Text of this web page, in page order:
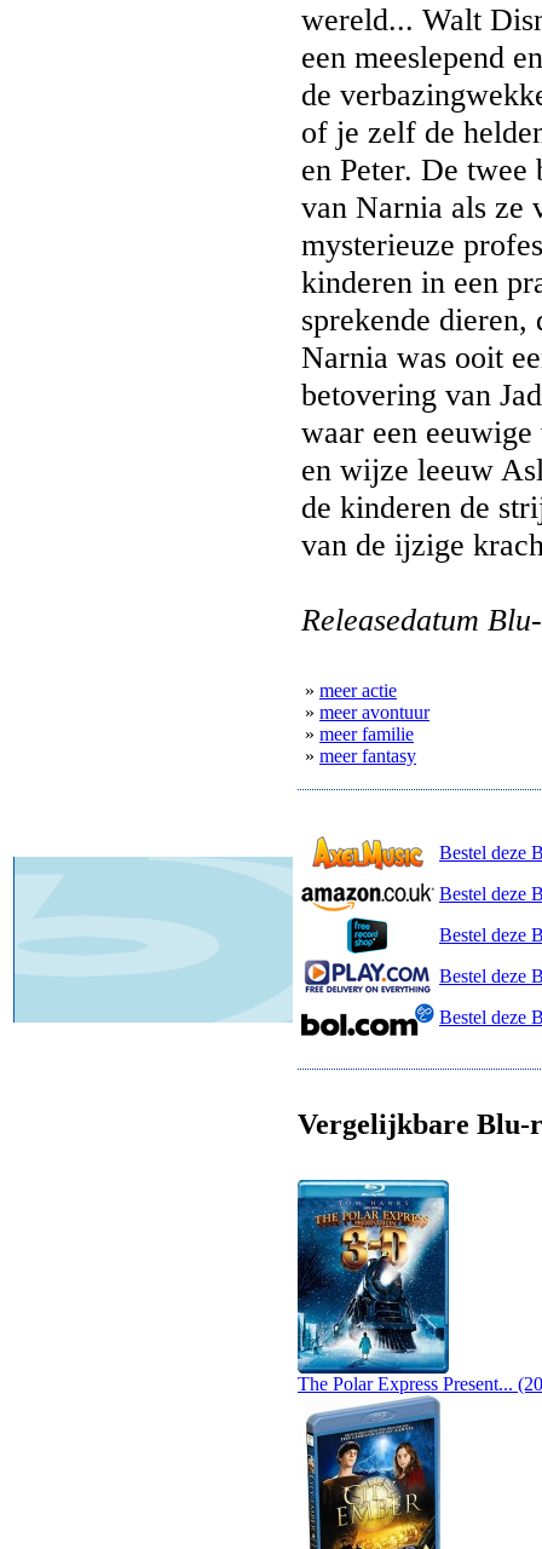
wereld... Walt
een meeslepend
de
of je zelf de
en Peter. De twee
van Narnia als ze
mysterieuze
kinderen in een
sprekende dieren,
Narnia was ooit
betovering van
waar een
en wijze leeuw
de kinderen de
van de ijzige
Releasedatum
» meer actie
» meer avontuur
» meer familie
» meer fantasy
Bestel deze
Bestel deze
Bestel deze
Bestel deze
Bestel deze
Vergelijkbare Blu-
The Polar Express Present...